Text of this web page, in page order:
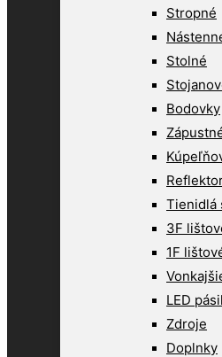
Stropné
Stolné
Bodovky
Tienidlá
3F
1F
LED
Zdroje
Doplnky